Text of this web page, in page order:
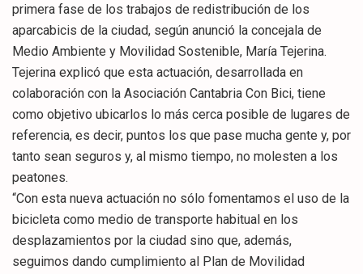
primera fase de los trabajos de redistribución de los
aparcabicis de la ciudad, según anunció la concejala de
Medio Ambiente y Movilidad Sostenible, María Tejerina.
Tejerina explicó que esta actuación, desarrollada en
colaboración con la Asociación Cantabria Con Bici, tiene
como objetivo ubicarlos lo más cerca posible de lugares de
referencia, es decir, puntos los que pase mucha gente y, por
tanto sean seguros y, al mismo tiempo, no molesten a los
peatones.
“Con esta nueva actuación no sólo fomentamos el uso de la
bicicleta como medio de transporte habitual en los
desplazamientos por la ciudad sino que, además,
seguimos dando cumplimiento al Plan de Movilidad